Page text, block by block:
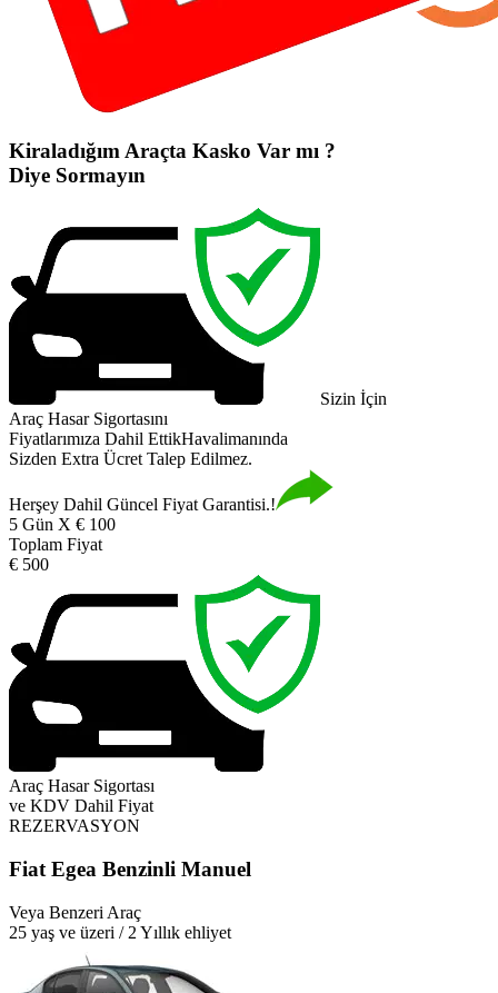
Kiraladığım Araçta Kasko Var mı ?
Diye Sormayın
Sizin İçin
Araç Hasar Sigortasını
Fiyatlarımıza Dahil EttikHavalimanında
Sizden Extra Ücret Talep Edilmez.
Herşey Dahil Güncel Fiyat Garantisi.!
5 Gün X € 100
Toplam Fiyat
€ 500
Araç Hasar Sigortası
ve KDV Dahil Fiyat
REZERVASYON
Fiat Egea Benzinli Manuel
Veya Benzeri Araç
25 yaş ve üzeri / 2 Yıllık ehliyet